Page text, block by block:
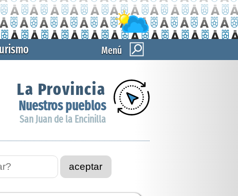
Menú
La Provincia
Nuestros pueblos
San Juan de la Encinilla
aceptar